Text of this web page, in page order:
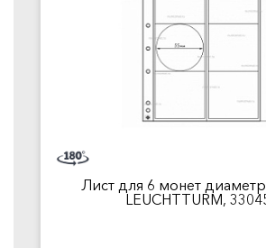
Лист для 6 монет
LEUCHTTURM,